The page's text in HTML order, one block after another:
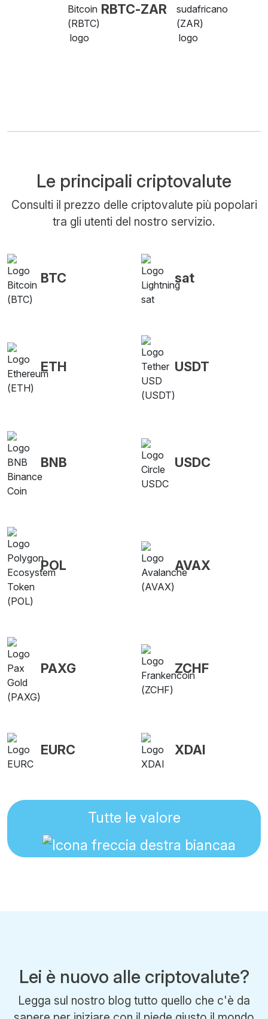
RBTC-ZAR
Le principali criptovalute
Consulti il prezzo delle criptovalute più popolari
tra gli utenti del nostro servizio.
BTC sat
ETH USDT
BNB USDC
POL AVAX
PAXG ZCHF
EURC XDAI
Tutte le valore
Lei è nuovo alle criptovalute?
Legga sul nostro blog tutto quello che c'è da